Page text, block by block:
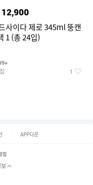
12,900
사이다 제로 345ml 뚱캔
1 (총 24입)
1
APP다운
침